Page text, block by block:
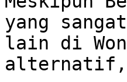
yang
lain di